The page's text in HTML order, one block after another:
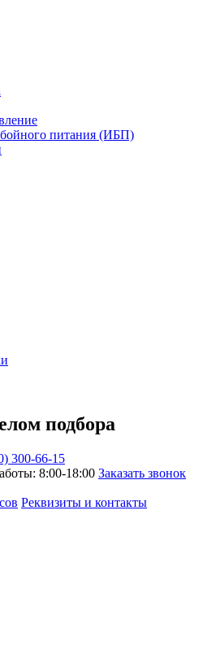
питания (ИБП)
подбора
300-66-15
8:00-18:00 Заказать звонок
Реквизиты и контакты